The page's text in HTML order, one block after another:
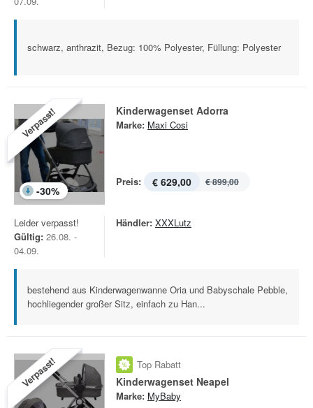
schwarz, anthrazit, Bezug: 100% Polyester, Füllung: Polyester
Verpasst!
-30%
Kinderwagenset Adorra
Marke: Maxi Cosi
Preis: € 629,00 € 899,00
Leider verpasst!
Gültig: 26.08. -
04.09.
Händler: XXXLutz
bestehend aus Kinderwagenwanne Oria und Babyschale Pebble,
hochliegender großer Sitz, einfach zu Han...
Verpasst! Top Rabatt
Kinderwagenset Neapel
Marke: MyBaby